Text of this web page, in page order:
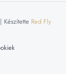
Red Fly